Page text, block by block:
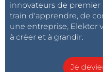
innovateurs de premier
train d'apprendre, de
une entreprise, Elektor
à créer et à grandir.
Je